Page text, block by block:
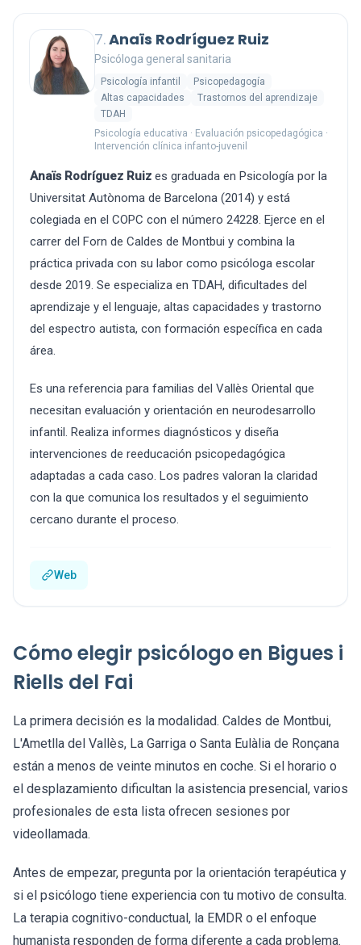
7.Anaïs Rodríguez Ruiz
Psicóloga general sanitaria
Psicología infantil
Psicopedagogía
Altas capacidades
Trastornos del aprendizaje
TDAH
Psicología educativa · Evaluación psicopedagógica ·
Intervención clínica infanto-juvenil
Anaïs Rodríguez Ruiz es graduada en Psicología por la
Universitat Autònoma de Barcelona (2014) y está
colegiada en el COPC con el número 24228. Ejerce en el
carrer del Forn de Caldes de Montbui y combina la
práctica privada con su labor como psicóloga escolar
desde 2019. Se especializa en TDAH, dificultades del
aprendizaje y el lenguaje, altas capacidades y trastorno
del espectro autista, con formación específica en cada
área.
Es una referencia para familias del Vallès Oriental que
necesitan evaluación y orientación en neurodesarrollo
infantil. Realiza informes diagnósticos y diseña
intervenciones de reeducación psicopedagógica
adaptadas a cada caso. Los padres valoran la claridad
con la que comunica los resultados y el seguimiento
cercano durante el proceso.
Web
Cómo elegir psicólogo en Bigues i
Riells del Fai
La primera decisión es la modalidad. Caldes de Montbui,
L'Ametlla del Vallès, La Garriga o Santa Eulàlia de Ronçana
están a menos de veinte minutos en coche. Si el horario o
el desplazamiento dificultan la asistencia presencial, varios
profesionales de esta lista ofrecen sesiones por
videollamada.
Antes de empezar, pregunta por la orientación terapéutica y
si el psicólogo tiene experiencia con tu motivo de consulta.
La terapia cognitivo-conductual, la EMDR o el enfoque
humanista responden de forma diferente a cada problema.